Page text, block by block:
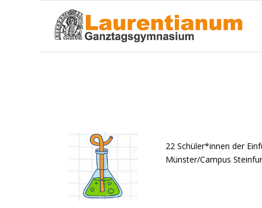
22 Schüler*innen der
Münster/Campus